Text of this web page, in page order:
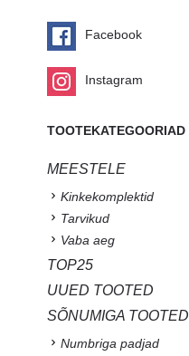
Facebook
Instagram
TOOTEKATEGOORIAD
MEESTELE
Kinkekomplektid
Tarvikud
Vaba aeg
TOP25
UUED TOOTED
SÕNUMIGA TOOTED
Numbriga padjad